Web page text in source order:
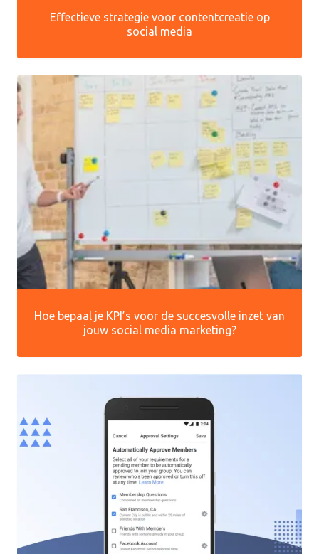
Effectieve strategie voor contentcreatie op
social media
Hoe bepaal je KPI’s voor de succesvolle inzet van
jouw social media marketing?